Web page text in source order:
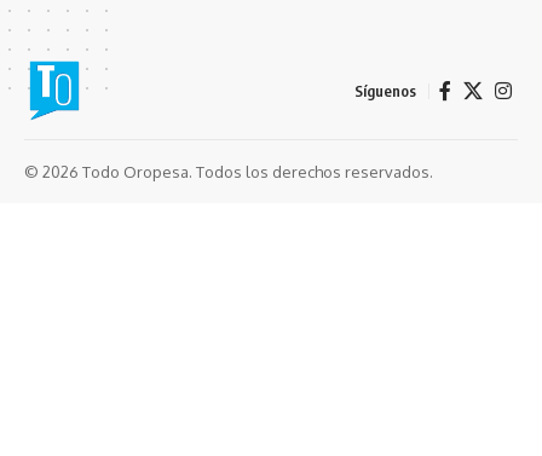
Síguenos
© 2026 Todo Oropesa. Todos los derechos reservados.